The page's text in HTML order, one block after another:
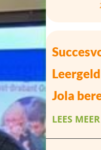
Jola
LEES MEER